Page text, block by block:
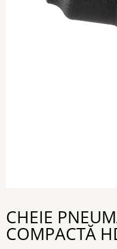
CHEIE
COMPACTĂ